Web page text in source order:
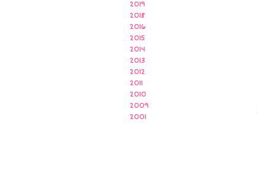
2019
2018
2016
2015
2014
2013
2012
2011
2010
2009
2001